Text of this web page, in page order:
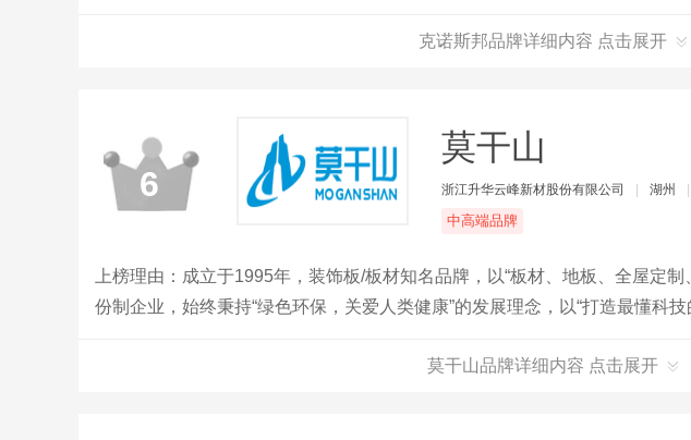
克诺斯邦品牌详细内容 点击展开
6
莫干山
浙江升华云峰新材股份有限公司 湖州
中高端品牌
上榜理由：成立于1995年，装饰板/板材知名品牌，以“板材、地板、全屋定
份制企业，始终秉持“绿色环保，关爱人类健康”的发展理念，以“打造最懂科
莫干山品牌详细内容 点击展开